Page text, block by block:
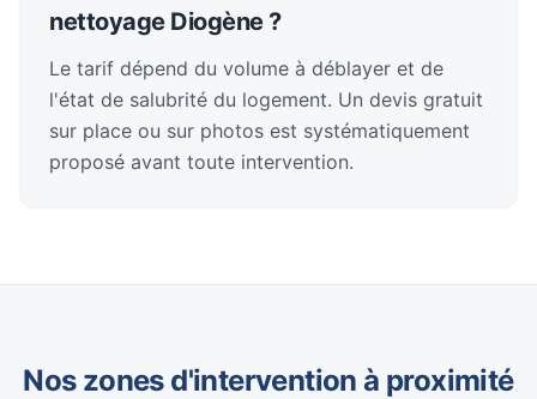
nettoyage Diogène ?
Le tarif dépend du volume à déblayer et de
l'état de salubrité du logement. Un devis gratuit
sur place ou sur photos est systématiquement
proposé avant toute intervention.
Nos zones d'intervention à proximité